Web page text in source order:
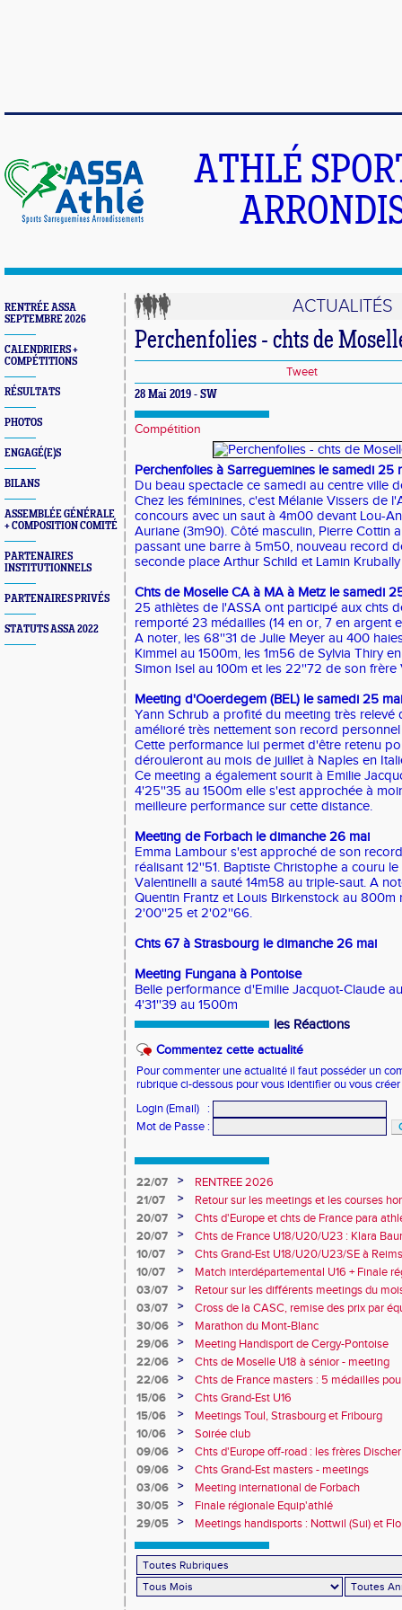
ATHLÉ
RENTRÉE ASSA
SEPTEMBRE 2026
CALENDRIERS +
COMPÉTITIONS
RÉSULTATS
PHOTOS
ENGAGÉ(E)S
BILANS
ASSEMBLÉE GÉNÉRALE
+ COMPOSITION COMITÉ
PARTENAIRES
INSTITUTIONNELS
PARTENAIRES PRIVÉS
STATUTS ASSA 2022
ACTUALITÉS
Perchenfolies - chts de
Tweet
28 Mai 2019 - SW
Compétition
Perchenfolies à Sarreguemines le samedi 25
Du beau spectacle ce samedi au centre ville
Chez les féminines, c'est Mélanie Vissers de
concours avec un saut à 4m00 devant Lou-
Auriane (3m90). Côté masculin, Pierre Cottin
passant une barre à 5m50, nouveau record
seconde place Arthur Schild et Lamin
Chts de Moselle CA à MA à Metz le samedi
25 athlètes de l'ASSA ont participé aux chts
remporté 23 médailles (14 en or, 7 en argent
A noter, les 68''31 de Julie Meyer au 400
Kimmel au 1500m, les 1m56 de Sylvia Thiry
Simon Isel au 100m et les 22''72 de son
Meeting d'Ooerdegem (BEL) le samedi 25 mai
Yann Schrub a profité du meeting très
amélioré très nettement son record
Cette performance lui permet d'être retenu
dérouleront au mois de juillet à Naples en
Ce meeting a également sourit à Emilie
4'25''35 au 1500m elle s'est approchée à
meilleure performance sur cette distance.
Meeting de Forbach le dimanche 26 mai
Emma Lambour s'est approché de son
réalisant 12''51. Baptiste Christophe a couru
Valentinelli a sauté 14m58 au triple-saut. A
Quentin Frantz et Louis Birkenstock au 800m
2'00''25 et 2'02''66.
Chts 67 à Strasbourg le dimanche 26 mai
Meeting Fungana à Pontoise
Belle performance d'Emilie Jacquot-Claude
4'31''39 au 1500m
les Réactions
Commentez cette actualité
Pour commenter une actualité il faut posséder un
rubrique ci-dessous pour vous identifier ou vous
Login (Email)
:
Mot de Passe :
22/07 >
RENTREE 2026
21/07
>
Retour sur les meetings et les courses
20/07
>
Chts d'Europe et chts de France para
champion d'Europe et multiples
20/07 >
Chts de France U18/U20/U23 : Klara
10e
10/07 >
Chts Grand-Est U18/U20/U23/SE à
10/07
>
Match interdépartemental U16 + Finale
Obernai
03/07 >
Retour sur les différents meetings du
03/07
>
Cross de la CASC, remise des prix par
collèges
30/06 >
Marathon du Mont-Blanc
29/06
>
Meeting Handisport de Cergy-Pontoise
22/06
>
Chts de Moselle U18 à sénior - meeting
22/06
>
Chts de France masters : 5 médailles
15/06
>
Chts Grand-Est U16
15/06
>
Meetings Toul, Strasbourg et Fribourg
10/06
>
Soirée club
09/06
>
Chts d'Europe off-road : les frères
09/06
>
Chts Grand-Est masters - meetings
03/06
>
Meeting international de Forbach
30/05
>
Finale régionale Equip'athlé
29/05
> Meetings handisports : Nottwil (Sui) et